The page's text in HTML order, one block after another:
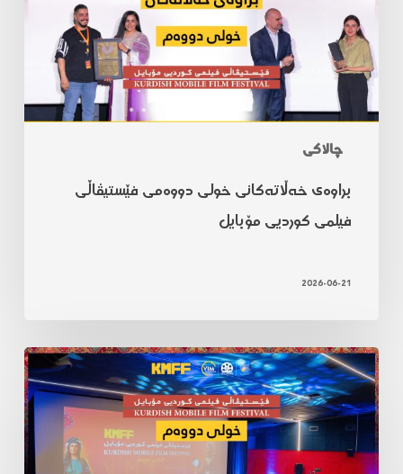
چالاکی
براوەی خەڵاتەکانی خولی دووەمی فێستیڤاڵی
فیلمی کوردیی مۆبایل
2026-06-21